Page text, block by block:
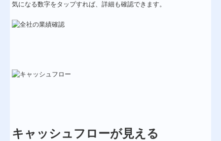
気になる数字をタップすれば、詳細も確認できます。
キャッシュフローが見える